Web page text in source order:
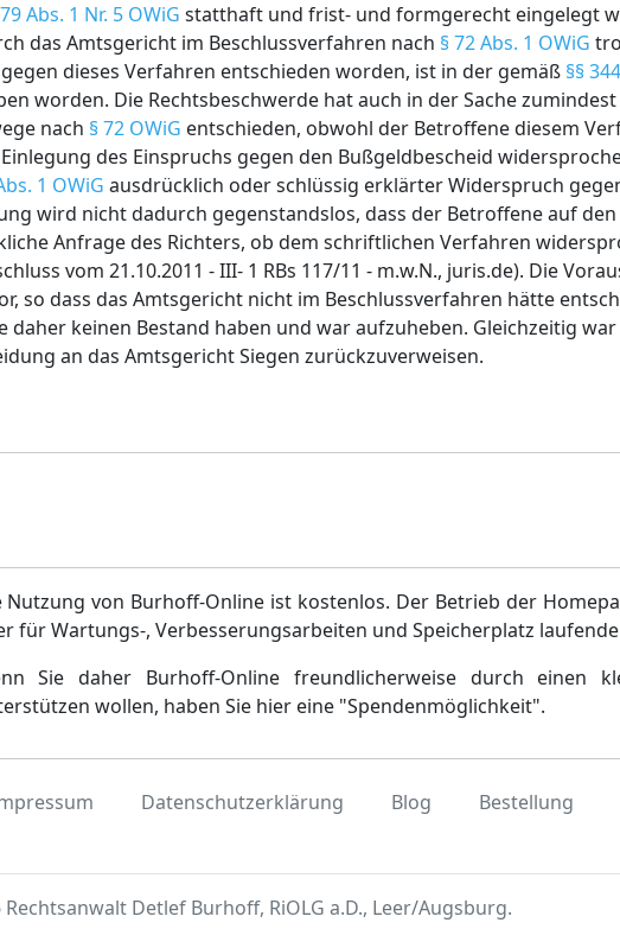
Abs. 1 Nr. 5 OWiG statthaft und frist- und formgerecht eingelegt
das Amtsgericht im Beschlussverfahren nach § 72 Abs. 1 OWiG
dieses Verfahren entschieden worden, ist in der gemäß §§
worden. Die Rechtsbeschwerde hat auch in der Sache
nach § 72 OWiG entschieden, obwohl der Betroffene diesem
des Einspruchs gegen den Bußgeldbescheid
1 OWiG ausdrücklich oder schlüssig erklärter Widerspruch
wird nicht dadurch gegenstandslos, dass der Betroffene auf
Anfrage des Richters, ob dem schriftlichen Verfahren
vom 21.10.2011 - III- 1 RBs 117/11 - m.w.N., juris.de). Die
so dass das Amtsgericht nicht im Beschlussverfahren hätte
daher keinen Bestand haben und war aufzuheben. Gleichzeitig war
an das Amtsgericht Siegen zurückzuverweisen.
Nutzung von Burhoff-Online ist kostenlos. Der Betrieb der
für Wartungs-, Verbesserungsarbeiten und Speicherplatz
Sie daher Burhoff-Online freundlicherweise durch einen
wollen, haben Sie hier eine "Spendenmöglichkeit".
Datenschutzerklärung Blog Bestellung
Detlef Burhoff, RiOLG a.D., Leer/Augsburg.